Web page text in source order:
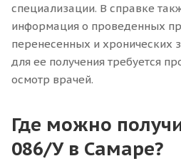
специализации. В справке
информация о проведенных
перенесенных и хронических
для ее получения требуется
осмотр врачей.
Где можно
086/У в Самаре?